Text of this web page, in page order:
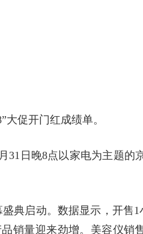
促开门红成绩单。
31日晚8点以家电为主题的
典启动。数据显示，开售
销量迎来劲增。美容仪销